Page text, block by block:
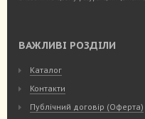
ВАЖЛИВІ РОЗДІЛИ
Каталог
Контакти
Публічний договір (Оферта)